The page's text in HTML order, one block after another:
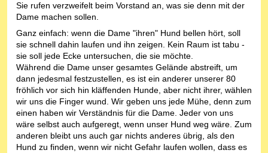
Sie rufen verzweifelt beim Vorstand an, was sie denn mit der
Dame machen sollen.
Ganz einfach: wenn die Dame "ihren" Hund bellen hört, soll
sie schnell dahin laufen und ihn zeigen. Kein Raum ist tabu -
sie soll jede Ecke untersuchen, die sie möchte.
Während die Dame unser gesamtes Gelände abstreift, um
dann jedesmal festzustellen, es ist ein anderer unserer 80
fröhlich vor sich hin kläffenden Hunde, aber nicht ihrer, wählen
wir uns die Finger wund. Wir geben uns jede Mühe, denn zum
einen haben wir Verständnis für die Dame. Jeder von uns
wäre selbst auch aufgeregt, wenn unser Hund weg wäre. Zum
anderen bleibt uns auch gar nichts anderes übrig, als den
Hund zu finden, wenn wir nicht Gefahr laufen wollen, dass es